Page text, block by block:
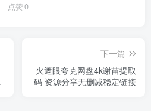
点赞0
下一篇
火遮眼夸克网盘4k谢苗提取
码 资源分享无删减稳定链接